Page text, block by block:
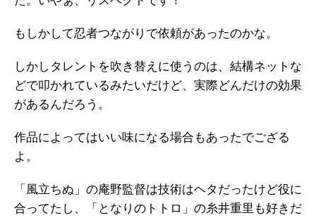
もしかして忍者つながりで依頼があったのかな。
しかしタレントを吹き替えに使うのは、結構ネットな
どで叩かれているみたいだけど、実際どんだけの効果
があるんだろう。
作品によってはいい味になる場合もあったでござる
よ。
「風立ちぬ」の庵野監督は技術はヘタだったけど役に
合ってたし、「となりのトトロ」の糸井重里も好きだ